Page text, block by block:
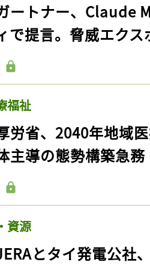
ートナー、Claude
で提言。脅威エク
福祉
労省、2040年地域
主導の態勢構築急務
資源
とタイ発電公社